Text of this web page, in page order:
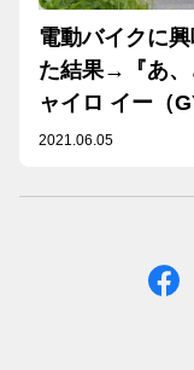
電動バイクに
た結果→『あ、
ャイロ イー（
2021.06.05